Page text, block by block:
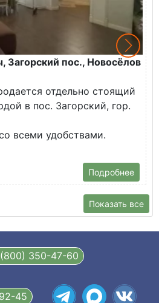
пос., Новосёлов
отдельно стоящий
в пос. Загорский, гор.
всеми удобствами.
Подробнее
Показать все
350-47-60
45